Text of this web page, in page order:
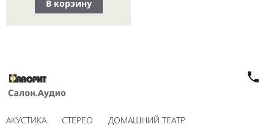
В корзину
АКУСТИКА СТЕРЕО
ДОМАШНИЙ ТЕАТР